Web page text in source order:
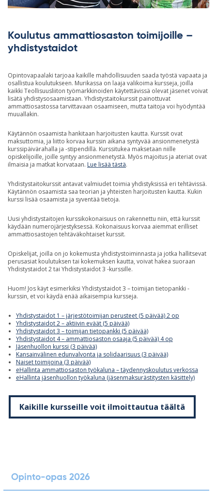
Opinto-opas 2026
Koulutus ammattiosaston toimijoille –
yhdistystaidot
Opintovapaalaki tarjoaa kaikille mahdollisuuden saada työstä vapaata ja
osallistua koulutukseen. Murikassa on laaja valikoima kursseja, joilla
kaikki Teollisuusliiton työmarkkinoiden käytettävissä olevat jäsenet voivat
lisätä yhdistysosaamistaan. Yhdistystaitokurssit painottuvat
ammattiosastossa tarvittavaan osaamiseen, mutta taitoja voi hyödyntää
muuallakin.
Käytännön osaamista hankitaan harjoitusten kautta. Kurssit ovat
maksuttomia, ja liitto korvaa kurssin aikana syntyvää ansionmenetystä
kurssipäivärahalla ja -stipendillä. Kurssitukea maksetaan niille
opiskelijoille, joille syntyy ansionmenetystä. Myös majoitus ja ateriat ovat
ilmaisia ja matkat korvataan. Lue lisää tästä.
Yhdistystaitokurssit antavat valmiudet toimia yhdistyksissä eri tehtävissä.
Käytännön osaamista saa teorian ja yhteisten harjoitusten kautta. Kukin
kurssi lisää osaamista ja syventää tietoja.
Uusi yhdistystaitojen kurssikokonaisuus on rakennettu niin, että kurssit
käydään numerojärjestyksessä. Kokonaisuus korvaa aiemmat erilliset
ammattiosastojen tehtäväkohtaiset kurssit.
Opiskelijat, joilla on jo kokemusta yhdistystoiminnasta ja jotka hallitsevat
perusasiat koulutuksen tai kokemuksen kautta, voivat hakea suoraan
Yhdistystaidot 2 tai Yhdistystaidot 3 -kurssille.
Huom! Jos käyt esimerkiksi Yhdistystaidot 3 – toimijan tietopankki -
kurssin, et voi käydä enää aikaisempia kursseja.
Yhdistystaidot 1 – järjestötoimijan perusteet (5 päivää) 2 op
Yhdistystaidot 2 – aktiivin eväät (5 päivää)
Yhdistystaidot 3 – toimijan tietopankki (5 päivää)
Yhdistystaidot 4 – ammattiosaston osaaja (5 päivää) 4 op
Jäsenhuollon kurssi (3 päivää)
Kansainvälinen edunvalvonta ja solidaarisuus (3 päivää)
Naiset toimijoina (3 päivää)
eHallinta ammattiosaston työkaluna – täydennyskoulutus verkossa
eHallinta jäsenhuollon työkaluna (jäsenmaksurästitysten käsittely)
Kaikille kursseille voit ilmoittautua täältä